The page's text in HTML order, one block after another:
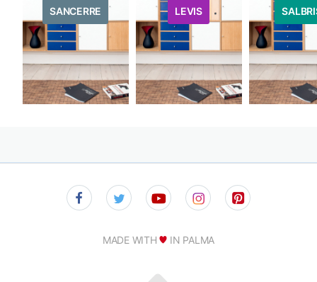
SANCERRE LEVIS
MADE WITH IN PALMA